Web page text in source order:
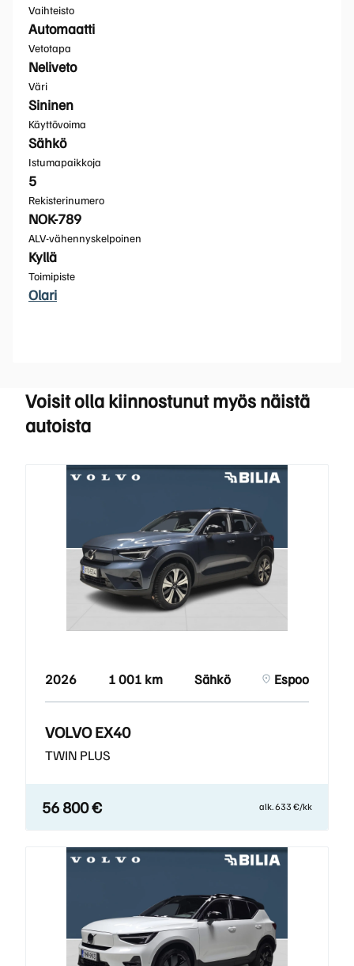
Vaihteisto
Automaatti
Vetotapa
Neliveto
Väri
Sininen
Käyttövoima
Sähkö
Istumapaikkoja
5
Rekisterinumero
NOK-789
ALV-vähennyskelpoinen
Kyllä
Toimipiste
Olari
Voisit olla kiinnostunut myös näistä
autoista
2026 1 001 km Sähkö Espoo
VOLVO EX40
TWIN PLUS
56 800 € alk. 633 €/kk